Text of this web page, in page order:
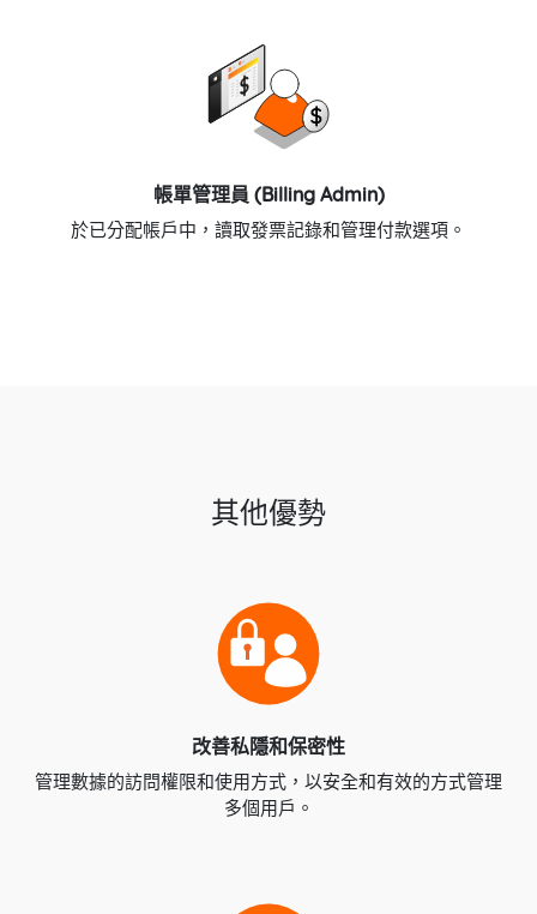
帳單管理員 (Billing Admin)
於已分配帳戶中，讀取發票記錄和管理付款選項。
其他優勢
改善私隱和保密性
管理數據的訪問權限和使用方式，以安全和有效的方式管理
多個用戶。